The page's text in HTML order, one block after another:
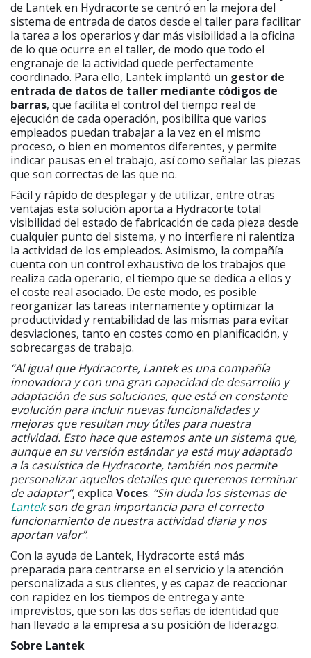
de Lantek en Hydracorte se centró en la mejora del
sistema de entrada de datos desde el taller para facilitar
la tarea a los operarios y dar más visibilidad a la oficina
de lo que ocurre en el taller, de modo que todo el
engranaje de la actividad quede perfectamente
coordinado. Para ello, Lantek implantó un gestor de
entrada de datos de taller mediante códigos de
barras, que facilita el control del tiempo real de
ejecución de cada operación, posibilita que varios
empleados puedan trabajar a la vez en el mismo
proceso, o bien en momentos diferentes, y permite
indicar pausas en el trabajo, así como señalar las piezas
que son correctas de las que no.
Fácil y rápido de desplegar y de utilizar, entre otras
ventajas esta solución aporta a Hydracorte total
visibilidad del estado de fabricación de cada pieza desde
cualquier punto del sistema, y no interfiere ni ralentiza
la actividad de los empleados. Asimismo, la compañía
cuenta con un control exhaustivo de los trabajos que
realiza cada operario, el tiempo que se dedica a ellos y
el coste real asociado. De este modo, es posible
reorganizar las tareas internamente y optimizar la
productividad y rentabilidad de las mismas para evitar
desviaciones, tanto en costes como en planificación, y
sobrecargas de trabajo.
“Al igual que Hydracorte, Lantek es una compañía
innovadora y con una gran capacidad de desarrollo y
adaptación de sus soluciones, que está en constante
evolución para incluir nuevas funcionalidades y
mejoras que resultan muy útiles para nuestra
actividad. Esto hace que estemos ante un sistema que,
aunque en su versión estándar ya está muy adaptado
a la casuística de Hydracorte, también nos permite
personalizar aquellos detalles que queremos terminar
de adaptar”, explica Voces. “Sin duda los sistemas de
Lantekson de gran importancia para el correcto
funcionamiento de nuestra actividad diaria y nos
aportan valor”.
Con la ayuda de Lantek, Hydracorte está más
preparada para centrarse en el servicio y la atención
personalizada a sus clientes, y es capaz de reaccionar
con rapidez en los tiempos de entrega y ante
imprevistos, que son las dos señas de identidad que
han llevado a la empresa a su posición de liderazgo.
Sobre Lantek